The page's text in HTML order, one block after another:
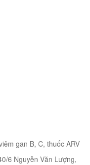
gan B, C, thuốc ARV
6 Nguyễn Văn Lượng,